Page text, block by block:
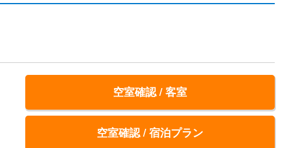
空室確認 / 客室
空室確認 / 宿泊プラン